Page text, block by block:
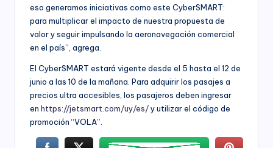
eso generamos iniciativas como este CyberSMART:
para multiplicar el impacto de nuestra propuesta de
valor y seguir impulsando la aeronavegación comercial
en el país”, agrega.
El CyberSMART estará vigente desde el 5 hasta el 12 de
junio a las 10 de la mañana. Para adquirir los pasajes a
precios ultra accesibles, los pasajeros deben ingresar
en https://jetsmart.com/uy/es/y utilizar el código de
promoción “VOLA”.